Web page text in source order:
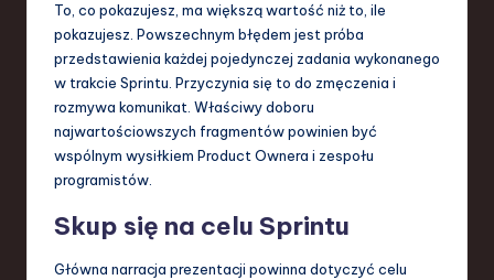
To, co pokazujesz, ma większą wartość niż to, ile
pokazujesz. Powszechnym błędem jest próba
przedstawienia każdej pojedynczej zadania wykonanego
w trakcie Sprintu. Przyczynia się to do zmęczenia i
rozmywa komunikat. Właściwy doboru
najwartościowszych fragmentów powinien być
wspólnym wysiłkiem Product Ownera i zespołu
programistów.
Skup się na celu Sprintu
Główna narracja prezentacji powinna dotyczyć celu